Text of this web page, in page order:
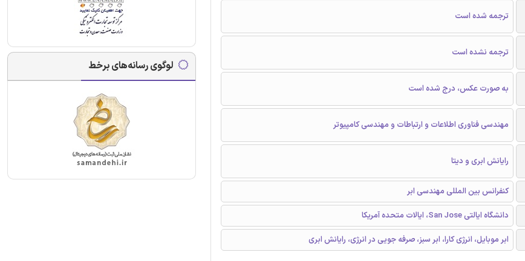
ترجمه شده است
ترجمه نشده است
به صورت عکس، درج شده است
مهندسی فناوری اطلاعات و ارتباطات و مهندسی کامپیوتر
رایانش ابری و دیتا
کنفرانس بین المللی مهندسی ابر
دانشگاه ایالتی San Jose، ایالات متحده آمریکا
ابر موبایل، انرژی کارا، ابر سبز، صرفه جویی در انرژی، رایانش ابری
لوگوی رسانه‌های برخط